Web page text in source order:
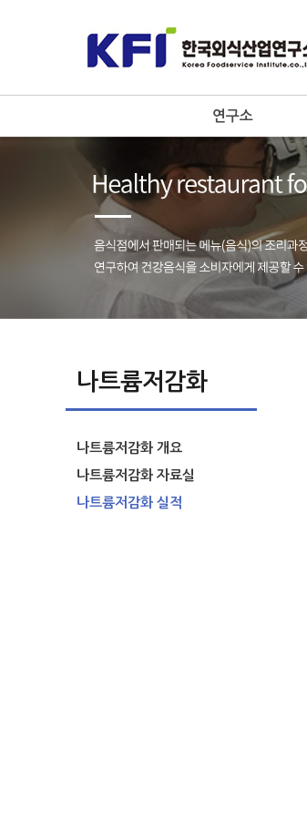
연구소
나트륨저감화
나트륨저감화 개요
나트륨저감화 자료실
나트륨저감화 실적